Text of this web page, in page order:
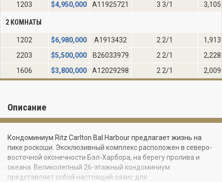
1203
$4,950,000 A11925721 3 3/1 3,105
2 КОМНАТЫ
1202 $6,980,000 A1913432 2 2/1
1,913
2203
$5,500,000 B26033979 2 2/1
2,228
1606
$3,800,000 A12029298 2 2/1 2,009
Описание
Кондоминиум Ritz Carlton Bal Harbour предлагает жизнь на
пике роскоши. Эксклюзивный комплекс расположен в северо-
восточной оконечности Бэл-Харбора, на берегу пролива и
океана. Великолепный 26-этажный кондоминиум
представляет собой настоящий оазис для